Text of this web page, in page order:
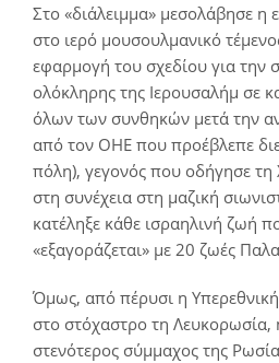
Στο «διάλειμμα» μεσολάβησε η
στο ιερό μουσουλμανικό
εφαρμογή του σχεδίου για την
ολόκληρης της Ιερουσαλήμ σε
όλων των συνθηκών μετά την
από τον ΟΗΕ που προέβλεπε
πόλη), γεγονός που οδήγησε τη
στη συνέχεια στη μαζική
κατέληξε κάθε ισραηλινή ζωή
«εξαγοράζεται» με 20 ζωές
Όμως, από πέρυσι η Υπερεθνική
στο στόχαστρο τη Λευκορωσία,
στενότερος σύμμαχος της